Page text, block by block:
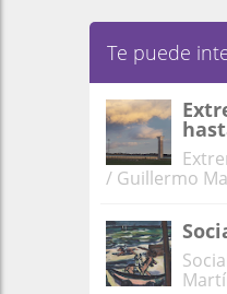
Te puede
/ Guillermo